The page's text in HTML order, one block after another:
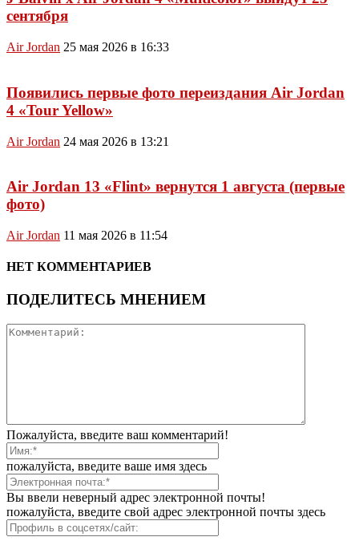
сентября
Air Jordan 25 мая 2026 в 16:33
Появились первые фото переиздания Air Jordan
4 «Tour Yellow»
Air Jordan 24 мая 2026 в 13:21
Air Jordan 13 «Flint» вернутся 1 августа (первые
фото)
Air Jordan 11 мая 2026 в 11:54
НЕТ КОММЕНТАРИЕВ
ПОДЕЛИТЕСЬ МНЕНИЕМ
Пожалуйста, введите ваш комментарий!
пожалуйста, введите ваше имя здесь
Вы ввели неверный адрес электронной почты!
пожалуйста, введите свой адрес электронной почты здесь